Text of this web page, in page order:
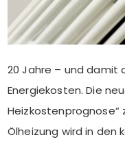
20 Jahre – und damit
Energiekosten. Die
Heizkostenprognose“
Ölheizung wird in den